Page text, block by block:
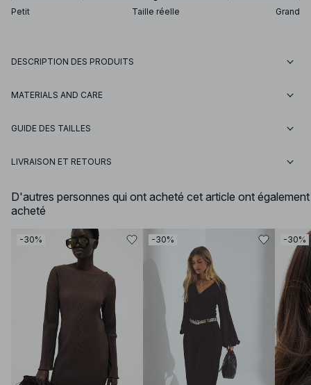
Petit Taille réelle Grand
DESCRIPTION DES PRODUITS
MATERIALS AND CARE
GUIDE DES TAILLES
LIVRAISON ET RETOURS
D'autres personnes qui ont acheté cet article ont également
acheté
-30% -30% -30%